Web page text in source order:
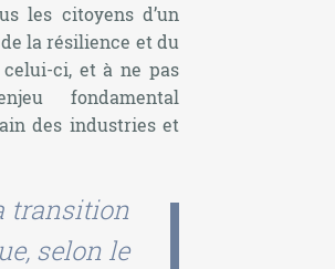
les citoyens d’un
la résilience et du
ci, et à ne pas
fondamental
des industries et
transition
selon le